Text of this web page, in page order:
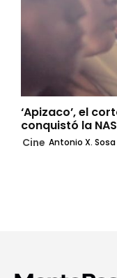
‘Apizaco’, el
conquistó la
Cine Antonio X. Sosa